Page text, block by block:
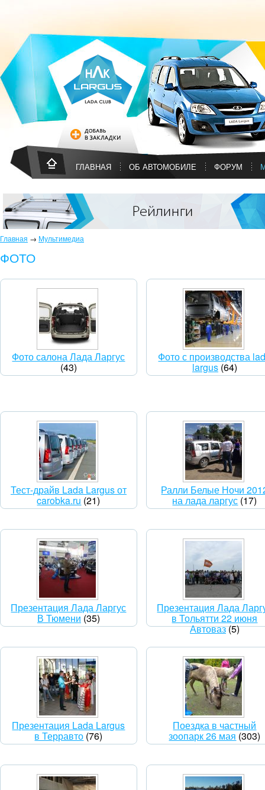
ГЛАВНАЯ ОБ АВТОМОБИЛЕ ФОРУМ
Главная → Мультимедиа
ФОТО
Фото салона Лада Ларгус
(43)
Фото с производства
largus (64)
Тест-драйв Lada Largus от
carobka.ru (21)
Ралли Белые Ночи
на лада ларгус (17)
Презентация Лада Ларгус
В Тюмени (35)
Презентация Лада
в Тольятти 22 июня
Автоваз(5)
Презентация Lada Largus
в Терравто (76)
Поездка в частный
зоопарк 26 мая (303)